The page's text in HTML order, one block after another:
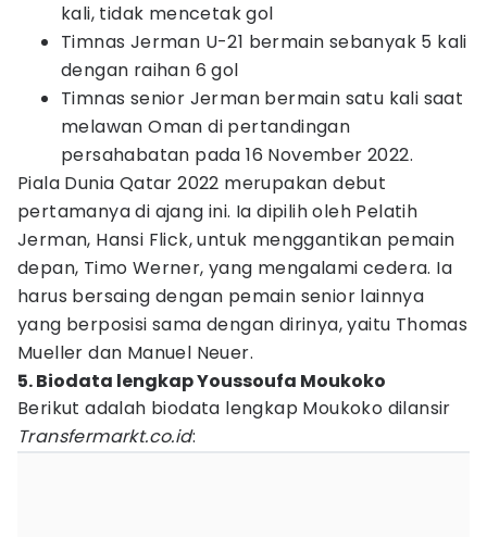
kali, tidak mencetak gol
Timnas Jerman U-21 bermain sebanyak 5 kali
dengan raihan 6 gol
Timnas senior Jerman bermain satu kali saat
melawan Oman di pertandingan
persahabatan pada 16 November 2022.
Piala Dunia Qatar 2022 merupakan debut
pertamanya di ajang ini. Ia dipilih oleh Pelatih
Jerman, Hansi Flick, untuk menggantikan pemain
depan, Timo Werner, yang mengalami cedera. Ia
harus bersaing dengan pemain senior lainnya
yang berposisi sama dengan dirinya, yaitu Thomas
Mueller dan Manuel Neuer.
5. Biodata lengkap Youssoufa Moukoko
Berikut adalah biodata lengkap Moukoko dilansir
Transfermarkt.co.id: